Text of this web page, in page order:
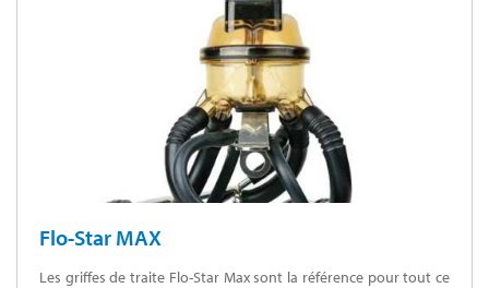
Flo-Star MAX
Les griffes de traite Flo-Star Max sont la référence pour tout ce